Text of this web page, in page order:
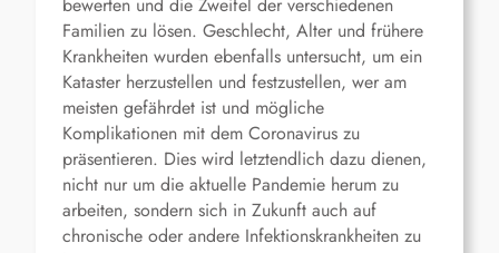
bewerten und die Zweifel der verschiedenen
Familien zu lösen. Geschlecht, Alter und frühere
Krankheiten wurden ebenfalls untersucht, um ein
Kataster herzustellen und festzustellen, wer am
meisten gefährdet ist und mögliche
Komplikationen mit dem Coronavirus zu
präsentieren. Dies wird letztendlich dazu dienen,
nicht nur um die aktuelle Pandemie herum zu
arbeiten, sondern sich in Zukunft auch auf
chronische oder andere Infektionskrankheiten zu